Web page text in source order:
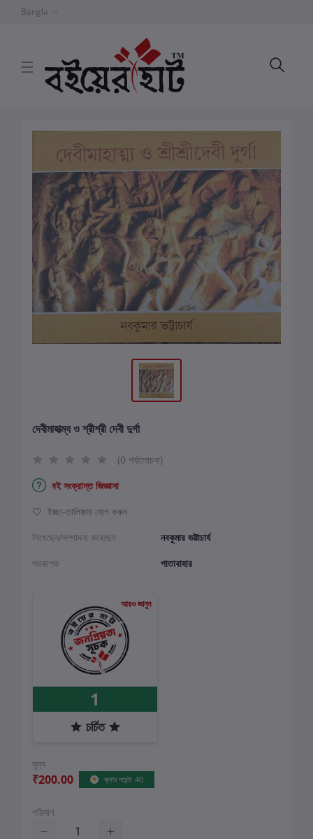
Bangla
দেবীমাহাত্ম্য ও শ্রীশ্রী দেবী দুর্গা
(0 পর্যালোচনা)
বই সংক্রান্ত জিজ্ঞাসা
ইচ্ছা-তালিকায় যোগ করুন
লিখেছেন/সম্পাদনা করেছেন
নবকুমার ভট্টাচার্য
প্রকাশক
পাতাবাহার
আরও জানুন
1
চর্চিত
মূল্য
₹200.00 ক্লাব পয়েন্ট: 40
পরিমাণ